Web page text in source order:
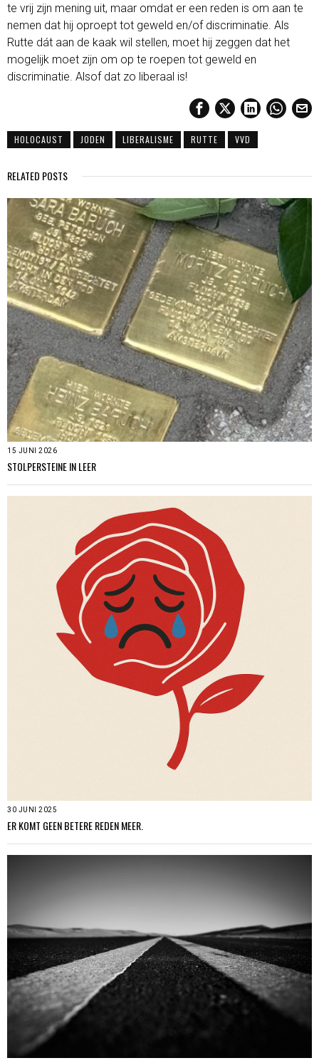
te vrij zijn mening uit, maar omdat er een reden is om aan te
nemen dat hij oproept tot geweld en/of discriminatie. Als
Rutte dát aan de kaak wil stellen, moet hij zeggen dat het
mogelijk moet zijn om op te roepen tot geweld en
discriminatie. Alsof dat zo liberaal is!
HOLOCAUST JODEN LIBERALISME RUTTE VVD
RELATED POSTS
15 JUNI 2026
STOLPERSTEINE IN LEER
30 JUNI 2025
ER KOMT GEEN BETERE REDEN MEER.